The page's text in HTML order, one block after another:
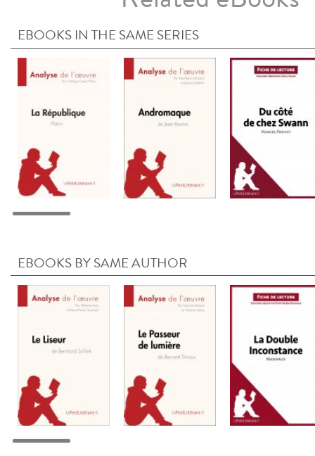
EBOOKS IN THE SAME SERIES
EBOOKS BY SAME AUTHOR